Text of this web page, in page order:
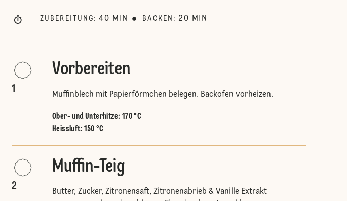
ZUBEREITUNG : 40 MIN BACKEN : 20 MIN
1
Vorbereiten
Muffinblech mit Papierförmchen belegen. Backofen vorheizen.
Ober- und Unterhitze: 170 °C
Heissluft: 150 °C
2
Muffin-Teig
Butter, Zucker, Zitronensaft, Zitronenabrieb & Vanille Extrakt